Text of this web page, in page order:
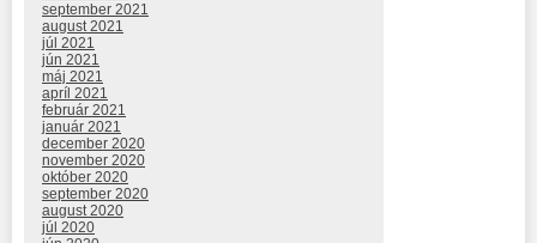
september 2021
august 2021
júl 2021
jún 2021
máj 2021
apríl 2021
február 2021
január 2021
december 2020
november 2020
október 2020
september 2020
august 2020
júl 2020